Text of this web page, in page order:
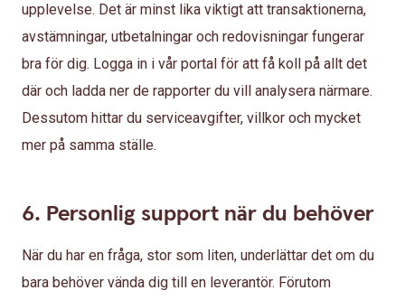
upplevelse. Det är minst lika viktigt att transaktionerna,
avstämningar, utbetalningar och redovisningar fungerar
bra för dig. Logga in i vår portal för att få koll på allt det
där och ladda ner de rapporter du vill analysera närmare.
Dessutom hittar du serviceavgifter, villkor och mycket
mer på samma ställe.
6. Personlig support när du behöver
När du har en fråga, stor som liten, underlättar det om du
bara behöver vända dig till en leverantör. Förutom